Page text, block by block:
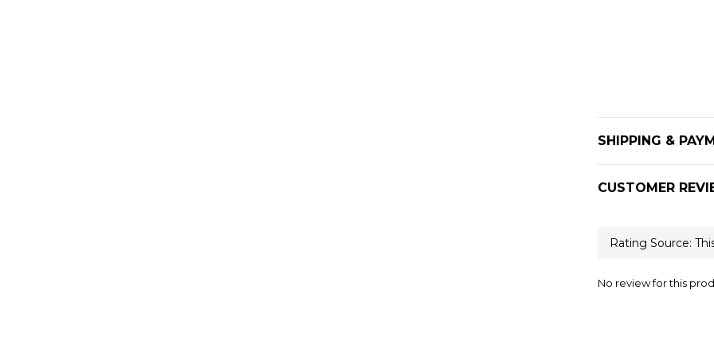
SHIPPING &
CUSTOMER
No review for this